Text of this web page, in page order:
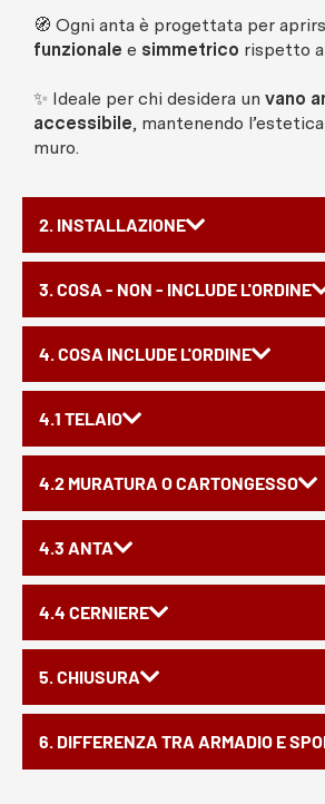
2. INSTALLAZIONE
3. COSA - NON - INCLUDE L'ORDINE
4. COSA INCLUDE L'ORDINE
4.1 TELAIO
4.2 MURATURA O CARTONGESSO
4.3 ANTA
4.4 CERNIERE
5. CHIUSURA
6. DIFFERENZA TRA ARMADIO E
🧭 Ogni anta è progettata per
funzionale e simmetrico rispetto
✨ Ideale per chi desidera un vano
accessibile, mantenendo
muro.